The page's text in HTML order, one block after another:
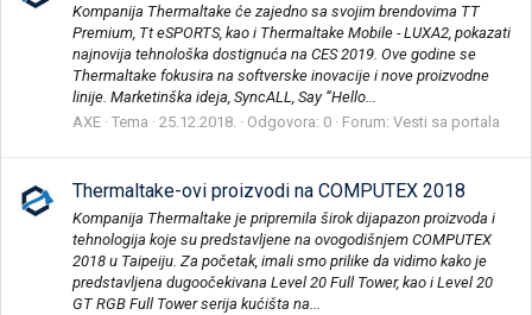
Kompanija Thermaltake će zajedno sa svojim brendovima TT
Premium, Tt eSPORTS, kao i Thermaltake Mobile - LUXA2, pokazati
najnovija tehnološka dostignuća na CES 2019. Ove godine se
Thermaltake fokusira na softverske inovacije i nove proizvodne
linije. Marketinška ideja, SyncALL, Say “Hello...
AXE Tema 25.12.2018. Odgovora: 0 Forum: Vesti sa portala
Thermaltake-ovi proizvodi na COMPUTEX 2018
Kompanija Thermaltake je pripremila širok dijapazon proizvoda i
tehnologija koje su predstavljene na ovogodišnjem COMPUTEX
2018 u Taipeiju. Za početak, imali smo prilike da vidimo kako je
predstavljena dugoočekivana Level 20 Full Tower, kao i Level 20
GT RGB Full Tower serija kućišta na...